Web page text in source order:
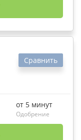
Сравнить
от 5 минут
Одобрение